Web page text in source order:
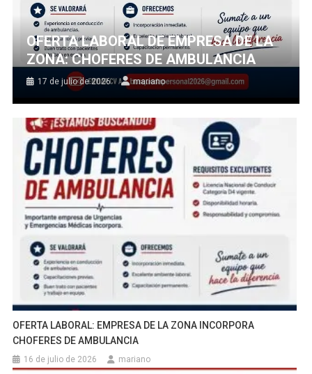
OFERTA LABORAL DE EMPRESA DE LA
ZONA: CHOFERES DE AMBULANCIA
17 de julio de 2026 mariano
OFERTA LABORAL: EMPRESA DE LA ZONA INCORPORA
CHOFERES DE AMBULANCIA
16 de julio de 2026 mariano